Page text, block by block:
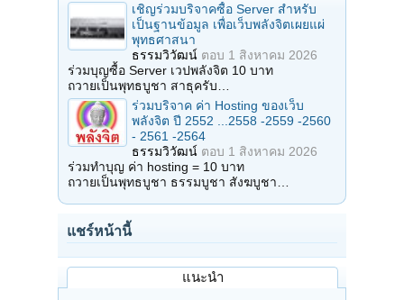
เชิญร่วมบริจาคซื้อ Server สำหรับ
เป็นฐานข้อมูล เพื่อเว็บพลังจิตเผยแผ่
พุทธศาสนา
ธรรมวิวัฒน์ ตอบ 1 สิงหาคม 2026
ร่วมบุญซื้อ Server เวปพลังจิต 10 บาท
ถวายเป็นพุทธบูชา สาธุครับ…
ร่วมบริจาค ค่า Hosting ของเว็บ
พลังจิต ปี 2552 ...2558 -2559 -2560
- 2561 -2564
ธรรมวิวัฒน์ ตอบ 1 สิงหาคม 2026
ร่วมทำบุญ ค่า hosting = 10 บาท
ถวายเป็นพุทธบูชา ธรรมบูชา สังฆบูชา…
แชร์หน้านี้
แนะนำ